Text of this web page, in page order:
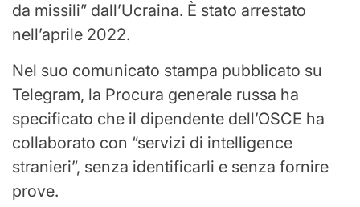
da missili” dall’Ucraina. È stato arrestato
nell’aprile 2022.
Nel suo comunicato stampa pubblicato su
Telegram, la Procura generale russa ha
specificato che il dipendente dell’OSCE ha
collaborato con “servizi di intelligence
stranieri”, senza identificarli e senza fornire
prove.